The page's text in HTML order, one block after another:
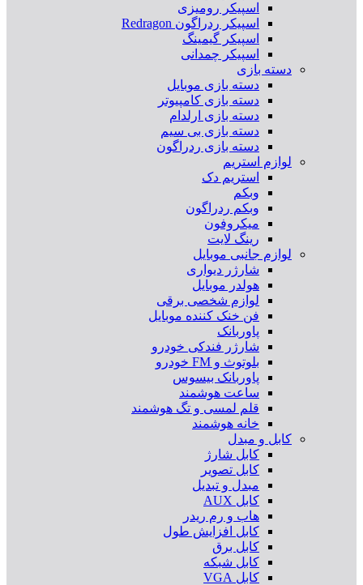
اسپیکر رومیزی
اسپیکر ردراگون Redragon
اسپیکر گیمینگ
اسپیکر چمدانی
دسته بازی
دسته بازی موبایل
دسته بازی کامپیوتر
دسته بازی ارلدام
دسته بازی بی سیم
دسته بازی ردراگون
لوازم استریم
استریم دک
وبکم
وبکم ردراگون
میکروفون
رینگ لایت
لوازم جانبی موبایل
شارژر دیواری
هولدر موبایل
لوازم شخصی برقی
فن خنک کننده موبایل
پاوربانک
شارژر فندکی خودرو
بلوتوث و FM خودرو
پاوربانک بیسوس
ساعت هوشمند
قلم لمسی و تگ هوشمند
خانه هوشمند
کابل و مبدل
کابل شارژ
کابل تصویر
مبدل و تبدیل
کابل AUX
هاب و رم ریدر
کابل افزایش طول
کابل برق
کابل شبکه
کابل VGA